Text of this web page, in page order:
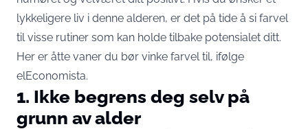
lykkeligere liv i denne alderen, er det på tide å si farvel
til visse rutiner som kan holde tilbake potensialet ditt.
Her er åtte vaner du bør vinke farvel til, ifølge
elEconomista.
1. Ikke begrens deg selv på
grunn av alder